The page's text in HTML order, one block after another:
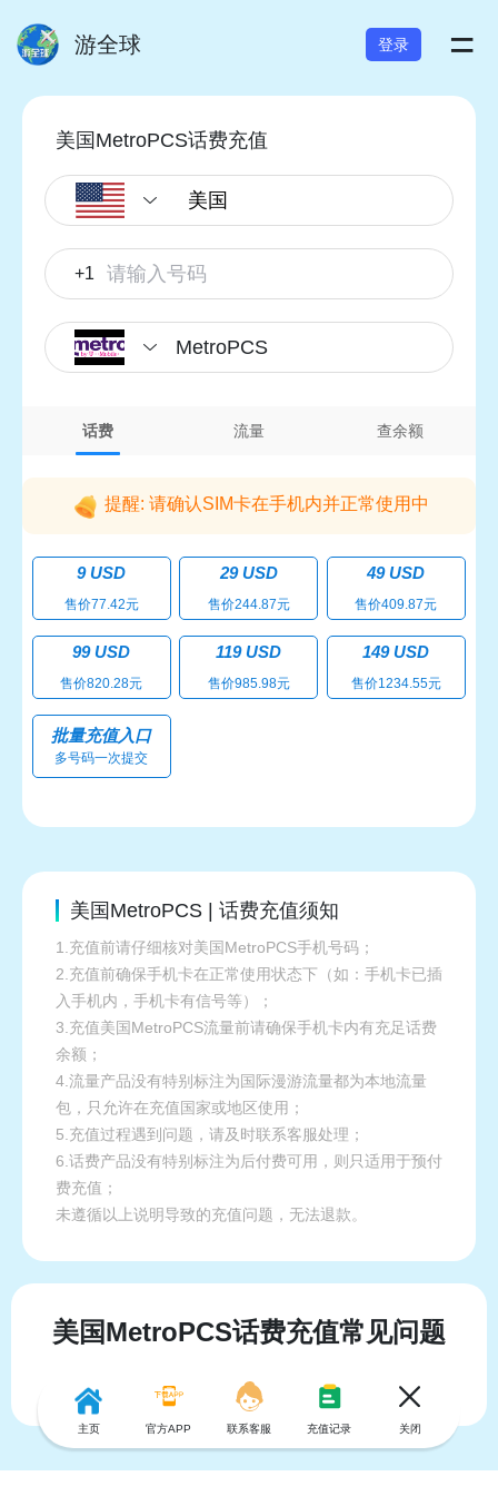
游全球 登录 =
美国MetroPCS话费充值
+1
MetroPCS
话费 流量 查余额
提醒: 请确认SIM卡在手机内并正常使用中
9 USD
售价77.42元
29 USD
售价244.87元
49 USD
售价409.87元
99 USD
售价820.28元
119 USD
售价985.98元
149 USD
售价1234.55元
批量充值入口
多号码一次提交
美国MetroPCS | 话费充值须知
1.充值前请仔细核对美国MetroPCS手机号码；
2.充值前确保手机卡在正常使用状态下（如：手机卡已插
入手机内，手机卡有信号等）；
3.充值美国MetroPCS流量前请确保手机卡内有充足话费
余额；
4.流量产品没有特别标注为国际漫游流量都为本地流量
包，只允许在充值国家或地区使用；
5.充值过程遇到问题，请及时联系客服处理；
6.话费产品没有特别标注为后付费可用，则只适用于预付
费充值；
未遵循以上说明导致的充值问题，无法退款。
美国MetroPCS话费充值常见问题
主页 官方APP 联系客服 充值记录 关闭